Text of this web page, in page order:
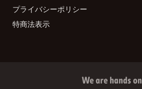
プライバシーポリシー
特商法表示
We are hands on